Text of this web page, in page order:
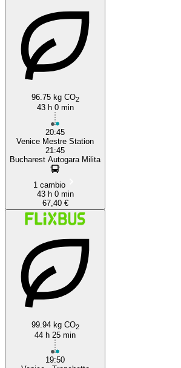
Venice
96.75 kg CO2
43 h 0 min
20:45
Venice Mestre Station
21:45
Bucharest Autogara Milita
1 cambio
43 h 0 min
67,40 €
99.94 kg CO2
44 h 25 min
19:50